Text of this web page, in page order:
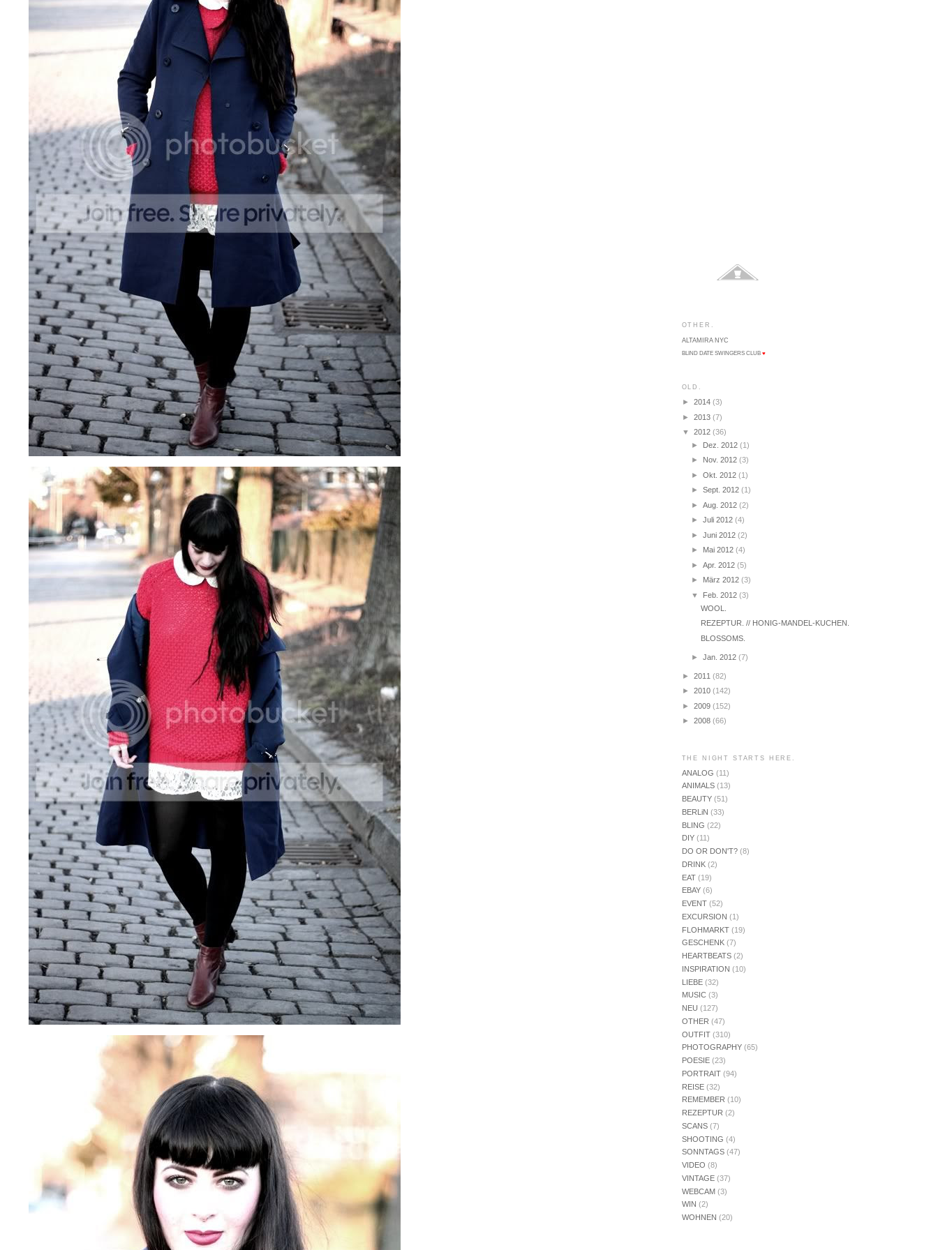
OTHER.
ALTAMIRA NYC
BLIND DATE SWINGERS CLUB ♥
OLD.
► 2014 (3)
► 2013 (7)
▼ 2012 (36)
►
Dez. 2012 (1)
►
Nov. 2012 (3)
► Okt. 2012 (1)
► Sept. 2012 (1)
► Aug. 2012 (2)
► Juli 2012 (4)
► Juni 2012 (2)
►
Mai 2012 (4)
► Apr. 2012 (5)
►
März 2012 (3)
▼
Feb. 2012 (3)
WOOL.
REZEPTUR. // HONIG-MANDEL-KUCHEN.
BLOSSOMS.
► Jan. 2012 (7)
► 2011 (82)
► 2010 (142)
► 2009 (152)
► 2008 (66)
THE NIGHT STARTS HERE.
ANALOG (11)
ANIMALS (13)
BEAUTY (51)
BERLiN (33)
BLING (22)
DIY (11)
DO OR DON'T? (8)
DRINK (2)
EAT (19)
EBAY (6)
EVENT (52)
EXCURSION (1)
FLOHMARKT (19)
GESCHENK (7)
HEARTBEATS (2)
INSPIRATION (10)
LIEBE (32)
MUSIC (3)
NEU (127)
OTHER (47)
OUTFIT (310)
PHOTOGRAPHY (65)
POESIE (23)
PORTRAIT (94)
REISE (32)
REMEMBER (10)
REZEPTUR (2)
SCANS (7)
SHOOTING (4)
SONNTAGS (47)
VIDEO (8)
VINTAGE (37)
WEBCAM (3)
WIN (2)
WOHNEN (20)